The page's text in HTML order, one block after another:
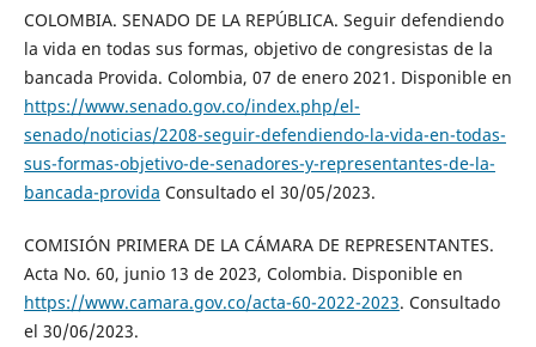
COLOMBIA. SENADO DE LA REPÚBLICA. Seguir defendiendo
la vida en todas sus formas, objetivo de congresistas de la
bancada Provida. Colombia, 07 de enero 2021. Disponible en
https://www.senado.gov.co/index.php/el-
senado/noticias/2208-seguir-defendiendo-la-vida-en-todas-
sus-formas-objetivo-de-senadores-y-representantes-de-la-
bancada-provida Consultado el 30/05/2023.
COMISIÓN PRIMERA DE LA CÁMARA DE REPRESENTANTES.
Acta No. 60, junio 13 de 2023, Colombia. Disponible en
https://www.camara.gov.co/acta-60-2022-2023. Consultado
el 30/06/2023.